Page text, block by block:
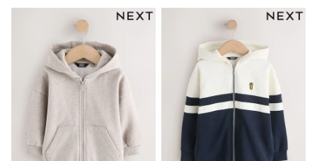
Longsleeve Dresses
100% Cotton Dresses
All Underwear
Pyjamas
Thermals
Robes
Sleepsuits
Slippers
Socks & Tights
All Footwear